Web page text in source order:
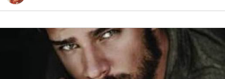
หลี่ชีฉือ ที่ต้องแต่งงานกันก่อนจะใช้ชีวิตห่างไกล